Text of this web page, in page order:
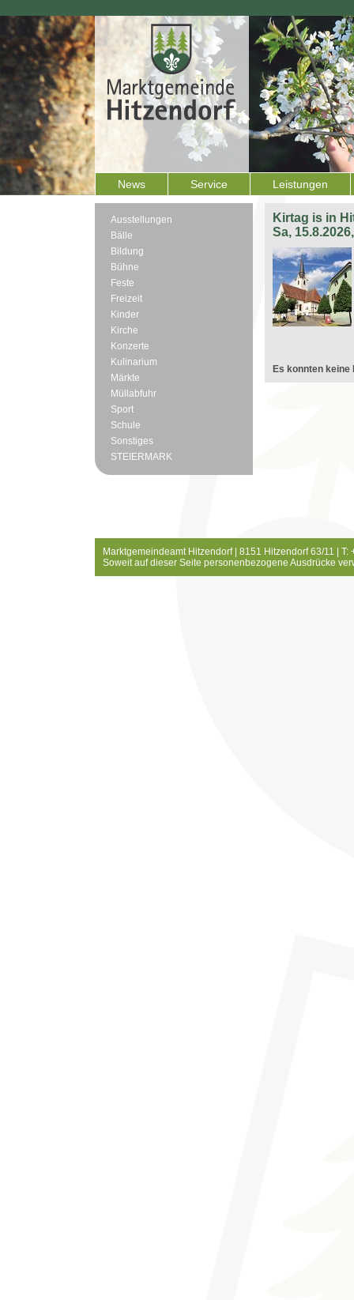
News Service Leistungen
Ausstellungen
Bälle
Bildung
Bühne
Feste
Freizeit
Kinder
Kirche
Konzerte
Kulinarium
Märkte
Müllabfuhr
Sport
Schule
Sonstiges
STEIERMARK
Kirtag is in
Sa,
Es konnten keine
Marktgemeindeamt Hitzendorf | 8151 Hitzendorf 63/11 |
Soweit auf dieser Seite personenbezogene Ausdrücke